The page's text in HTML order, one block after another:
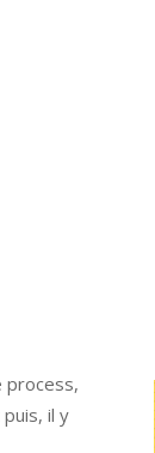
process,
il y